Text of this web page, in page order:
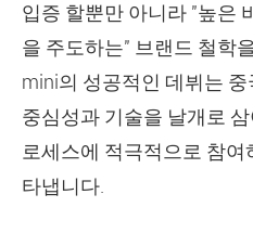
입증 할뿐만 아니라 "높은
을 주도하는" 브랜드 철학
mini의 성공적인 데뷔는
중심성과 기술을 날개로
로세스에 적극적으로 참
타냅니다.